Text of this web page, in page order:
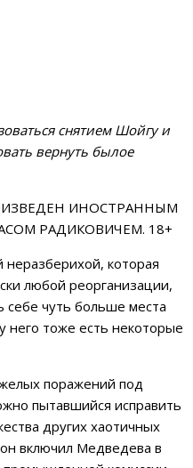
снятием Шойгу и
вернуть былое
ИНОСТРАННЫМ
РАДИКОВИЧЕМ. 18+
неразберихой, которая
любой реорганизации,
себе чуть больше места
него тоже есть некоторые
поражений под
пытавшийся исправить
других хаотичных
включил Медведева в